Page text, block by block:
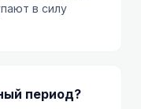
в силу
период?